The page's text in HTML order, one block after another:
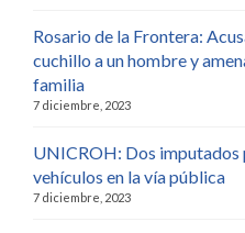
Rosario de la Frontera:
cuchillo a un hombre y
familia
7 diciembre, 2023
UNICROH: Dos imputados
vehículos en la vía pública
7 diciembre, 2023